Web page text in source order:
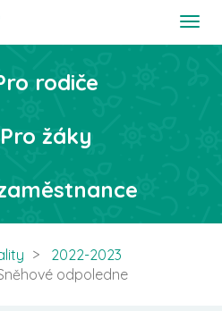
T
t
Hledatrodiče
Pro žáky
2022-2023
odpoledne